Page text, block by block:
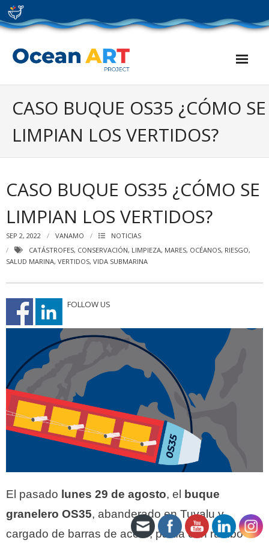
Skip
to
content
CASO BUQUE OS35 ¿CÓMO SE
LIMPIAN LOS VERTIDOS?
CASO BUQUE OS35 ¿CÓMO SE
LIMPIAN LOS VERTIDOS?
SEP 2, 2022 VANAMO
NOTICIAS
CATÁSTROFES, CONSERVACIÓN, LIMPIEZA, MARES, OCÉANOS, RIESGO,
SALUD MARINA, VERTIDOS, VIDA SUBMARINA
FOLLOW US
El pasado lunes 29 de agosto, el
buque
granelero OS35, abanderado en Tuvalu y
cargado de barras de acero, partía con rumbo a